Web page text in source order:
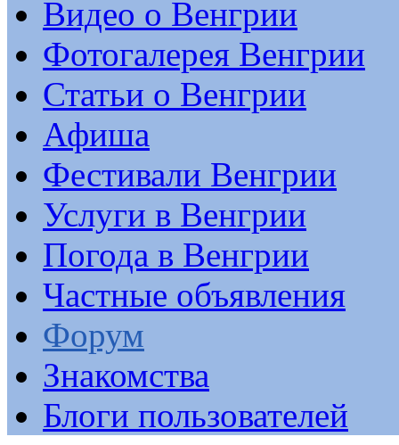
Видео о Венгрии
Фотогалерея Венгрии
Статьи о Венгрии
Афиша
Фестивали Венгрии
Услуги в Венгрии
Погода в Венгрии
Частные объявления
Форум
Знакомства
Блоги пользователей